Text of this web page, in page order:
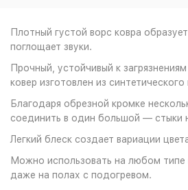
Плотный густой ворс ковра
поглощает звуки.
Прочный, устойчивый к
ковер изготовлен из синтетического
Благодаря обрезной кромке
соединить в один большой — стыки
Легкий блеск создает вариации
Можно использовать на любом типе
даже на полах с подогревом.